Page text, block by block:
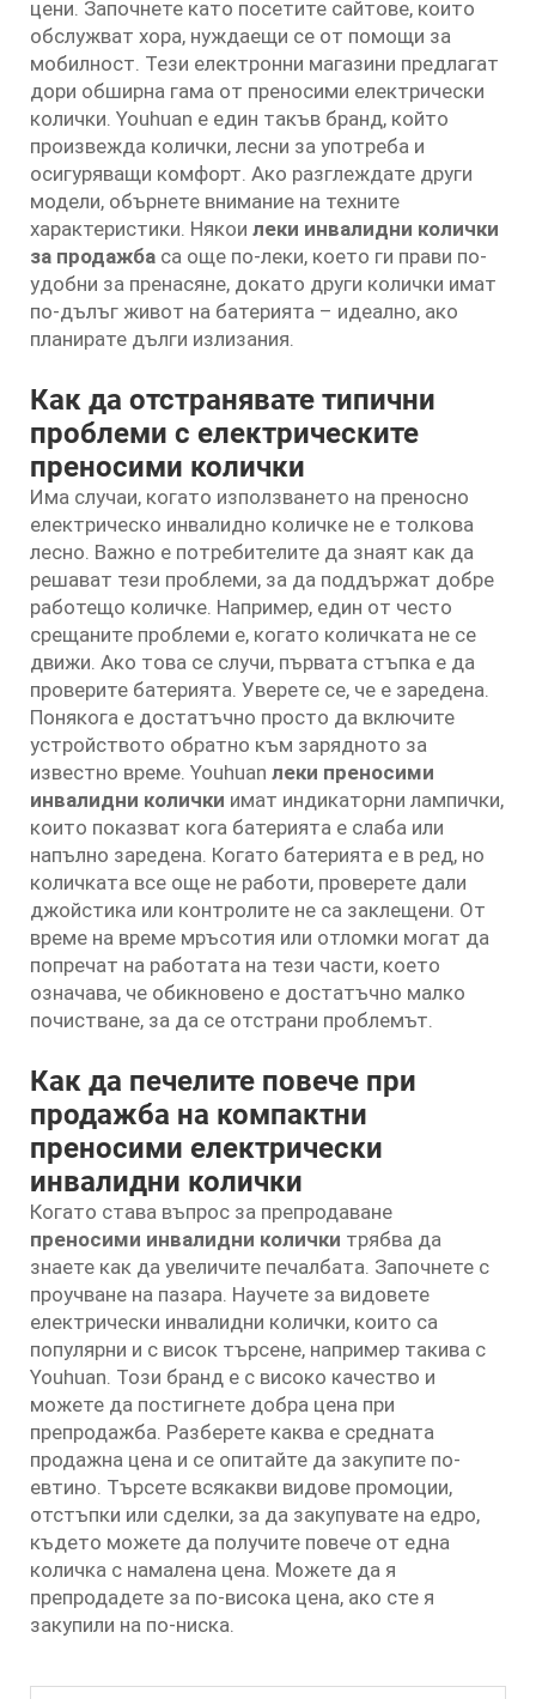
цени. Започнете като посетите сайтове, които
обслужват хора, нуждаещи се от помощи за
мобилност. Тези електронни магазини предлагат
дори обширна гама от преносими електрически
колички. Youhuan е един такъв бранд, който
произвежда колички, лесни за употреба и
осигуряващи комфорт. Ако разглеждате други
модели, обърнете внимание на техните
характеристики. Някои леки инвалидни колички
за продажба са още по-леки, което ги прави по-
удобни за пренасяне, докато други колички имат
по-дълъг живот на батерията – идеално, ако
планирате дълги излизания.
Как да отстранявате типични
проблеми с електрическите
преносими колички
Има случаи, когато използването на преносно
електрическо инвалидно количке не е толкова
лесно. Важно е потребителите да знаят как да
решават тези проблеми, за да поддържат добре
работещо количке. Например, един от често
срещаните проблеми е, когато количката не се
движи. Ако това се случи, първата стъпка е да
проверите батерията. Уверете се, че е заредена.
Понякога е достатъчно просто да включите
устройството обратно към зарядното за
известно време. Youhuan леки преносими
инвалидни колички имат индикаторни лампички,
които показват кога батерията е слаба или
напълно заредена. Когато батерията е в ред, но
количката все още не работи, проверете дали
джойстика или контролите не са заклещени. От
време на време мръсотия или отломки могат да
попречат на работата на тези части, което
означава, че обикновено е достатъчно малко
почистване, за да се отстрани проблемът.
Как да печелите повече при
продажба на компактни
преносими електрически
инвалидни колички
Когато става въпрос за препродаване
преносими инвалидни колички трябва да
знаете как да увеличите печалбата. Започнете с
проучване на пазара. Научете за видовете
електрически инвалидни колички, които са
популярни и с висок търсене, например такива с
Youhuan. Този бранд е с високо качество и
можете да постигнете добра цена при
препродажба. Разберете каква е средната
продажна цена и се опитайте да закупите по-
евтино. Търсете всякакви видове промоции,
отстъпки или сделки, за да закупувате на едро,
където можете да получите повече от една
количка с намалена цена. Можете да я
препродадете за по-висока цена, ако сте я
закупили на по-ниска.